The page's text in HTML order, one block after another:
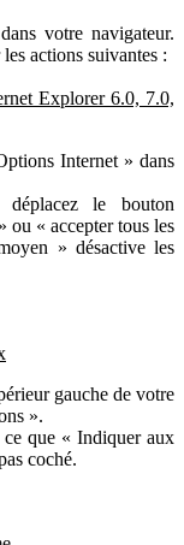
votre navigateur.
actions suivantes :
Explorer 6.0, 7.0,
Internet » dans
le bouton
ou « accepter tous les
» désactive les
gauche de votre
».
que « Indiquer aux
coché.